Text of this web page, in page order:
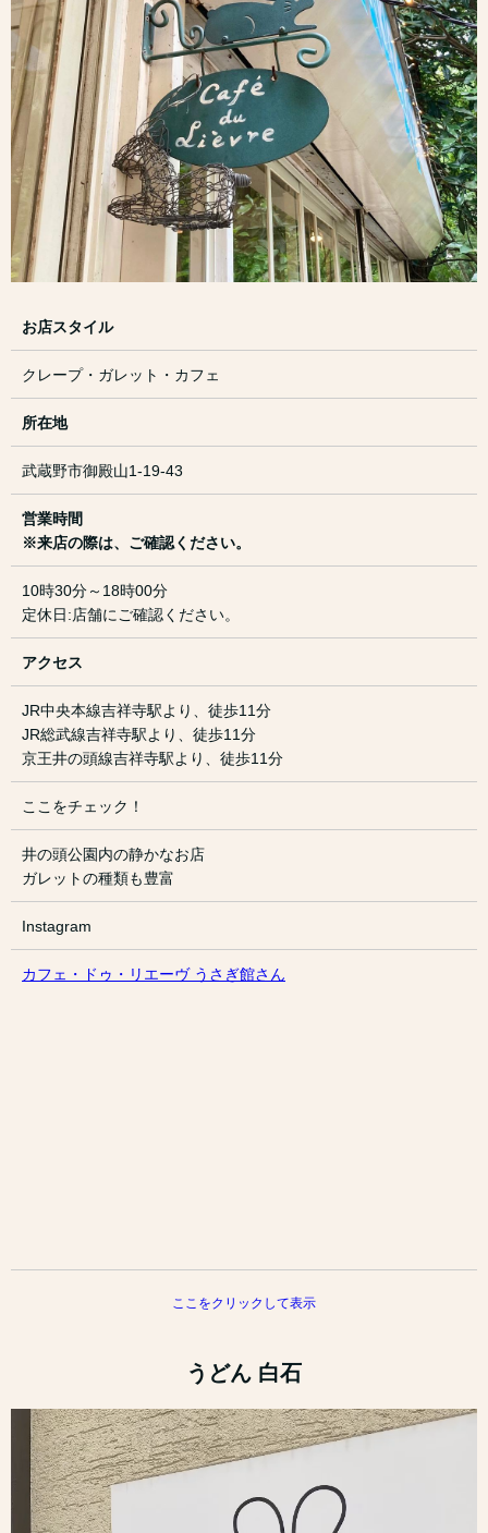
お店スタイル
クレープ・ガレット・カフェ
所在地
武蔵野市御殿山1-19-43
営業時間
※来店の際は、ご確認ください。
10時30分～18時00分
定休日:店舗にご確認ください。
アクセス
JR中央本線吉祥寺駅より、徒歩11分
JR総武線吉祥寺駅より、徒歩11分
京王井の頭線吉祥寺駅より、徒歩11分
ここをチェック！
井の頭公園内の静かなお店
ガレットの種類も豊富
Instagram
カフェ・ドゥ・リエーヴ うさぎ館さん
ここをクリックして表示
うどん 白石